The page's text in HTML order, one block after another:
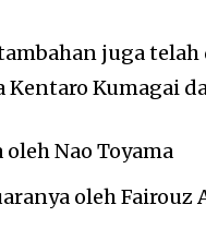
juga
Kumagai
Nao Toyama
oleh Fairouz